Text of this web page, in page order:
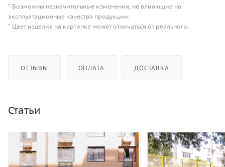
* Возможны незначительные изменения, не влияющие на
эксплуатационные качества продукции.
* Цвет изделия на картинке может отличаться от реального.
ОТЗЫВЫ ОПЛАТА ДОСТАВКА
Статьи